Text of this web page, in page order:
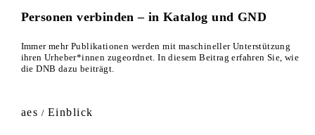
Personen verbinden – in Katalog und GND
Immer mehr Publikationen werden mit maschineller Unterstützung
ihren Urheber*innen zugeordnet. In diesem Beitrag erfahren Sie, wie
die DNB dazu beiträgt.
aes / Einblick